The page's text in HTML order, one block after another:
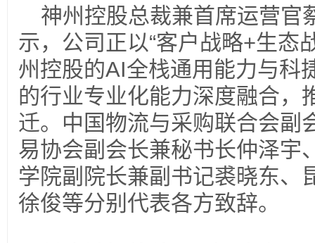
神州控股总裁兼首席运营官
示，公司正以“客户战略+生态
州控股的AI全栈通用能力与科
的行业专业化能力深度融合，
迁。中国物流与采购联合会副
易协会副会长兼秘书长仲泽宇
学院副院长兼副书记裘晓东、
徐俊等分别代表各方致辞。